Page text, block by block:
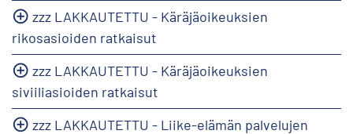
zzz LAKKAUTETTU - Käräjäoikeuksien
rikosasioiden ratkaisut
zzz LAKKAUTETTU - Käräjäoikeuksien
siviiliasioiden ratkaisut
zzz LAKKAUTETTU - Liike-elämän palvelujen